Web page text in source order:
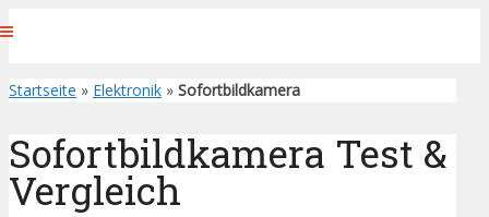
Startseite » Elektronik » Sofortbildkamera
Sofortbildkamera Test &
Vergleich